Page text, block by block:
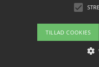
Om / kontakt
TILLAD COOKIES